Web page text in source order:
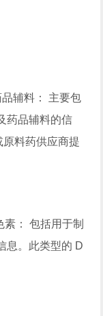
辅料： 主要包
药品辅料的信
料药供应商提
素： 包括用于制
息。此类型的 D